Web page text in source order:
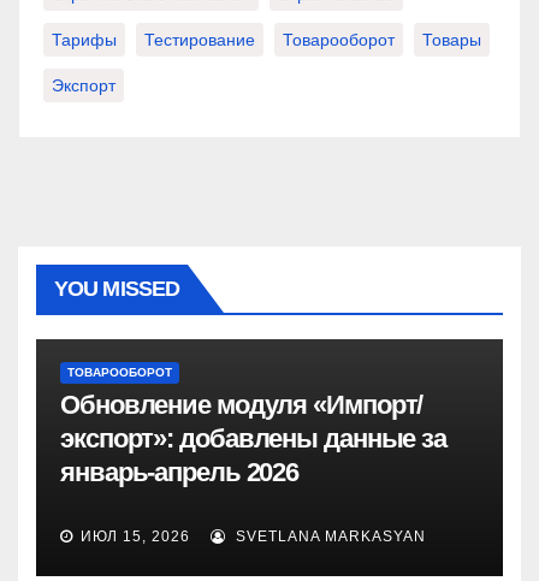
Тарифы Тестирование Товарооборот Товары
Экспорт
YOU MISSED
ТОВАРООБОРОТ
Обновление модуля «Импорт/
экспорт»: добавлены данные за
январь-апрель 2026
ИЮЛ 15, 2026 SVETLANA MARKASYAN